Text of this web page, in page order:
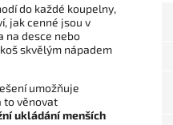
do každé koupelny,
jak cenné jsou v
na desce nebo
skvělým nápadem
umožňuje
to věnovat
ukládání menších